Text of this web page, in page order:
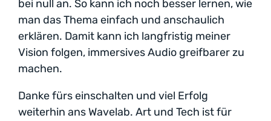
bei null an. So kann ich noch besser lernen, wie
man das Thema einfach und anschaulich
erklären. Damit kann ich langfristig meiner
Vision folgen, immersives Audio greifbarer zu
machen.
Danke fürs einschalten und viel Erfolg
weiterhin ans Wavelab. Art und Tech ist für